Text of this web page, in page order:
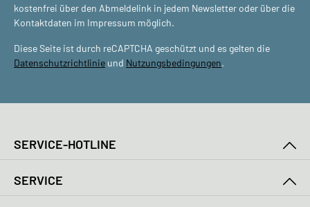
kostenfrei über den Abmeldelink in jedem Newsletter oder über die
Kontaktdaten im Impressum möglich.
Diese Seite ist durch reCAPTCHA geschützt und es gelten die
Datenschutzrichtlinie und Nutzungsbedingungen.
SERVICE-HOTLINE
SERVICE